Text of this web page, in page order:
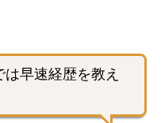
早速経歴を教え